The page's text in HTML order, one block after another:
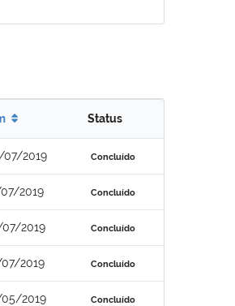
Status
07/2019 Concluído
2019 Concluído
2019 Concluído
2019 Concluído
05/2019 Concluído